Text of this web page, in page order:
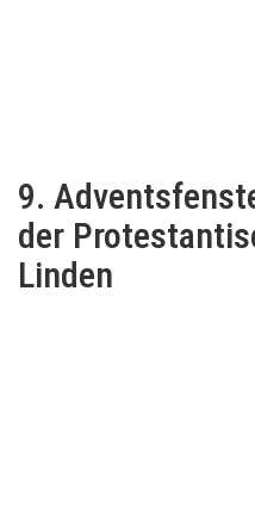
9.
der
Linden